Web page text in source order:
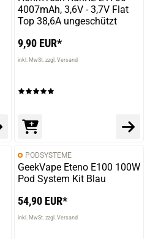
4007mAh, 3,6V - 3,7V Flat
Top 38,6A ungeschützt
9,90 EUR*
inkl. MwSt. zzgl. Versand
PODSYSTEME
GeekVape Eteno E100 100W
Pod System Kit Blau
54,90 EUR*
inkl. MwSt. zzgl. Versand